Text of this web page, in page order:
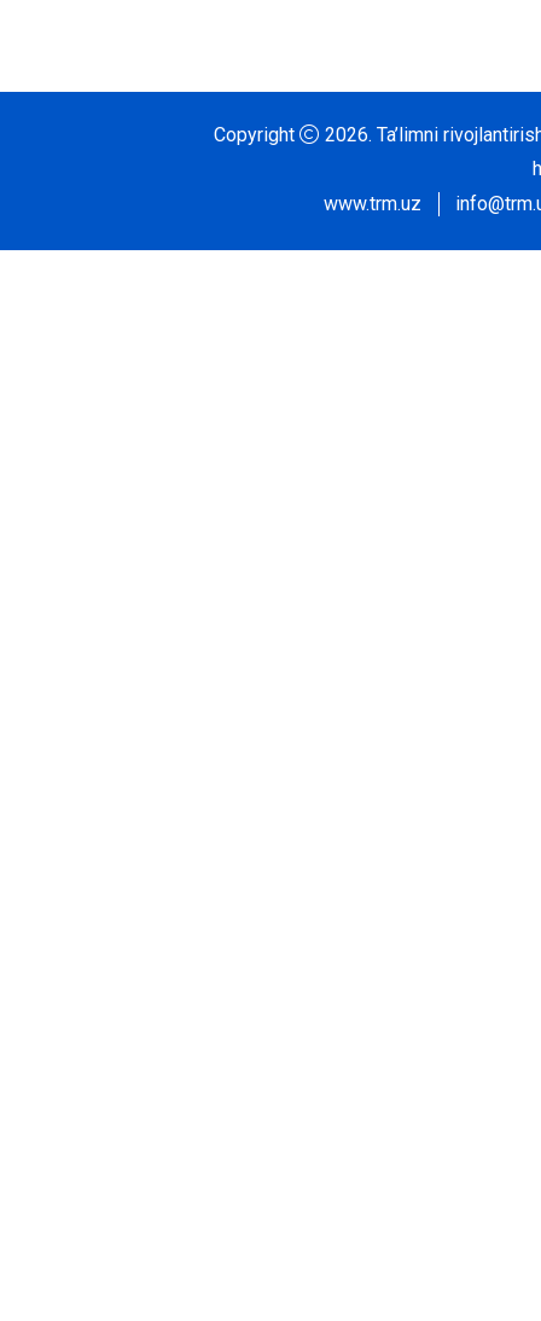
Copyright 2026. Ta’limni
www.trm.uz